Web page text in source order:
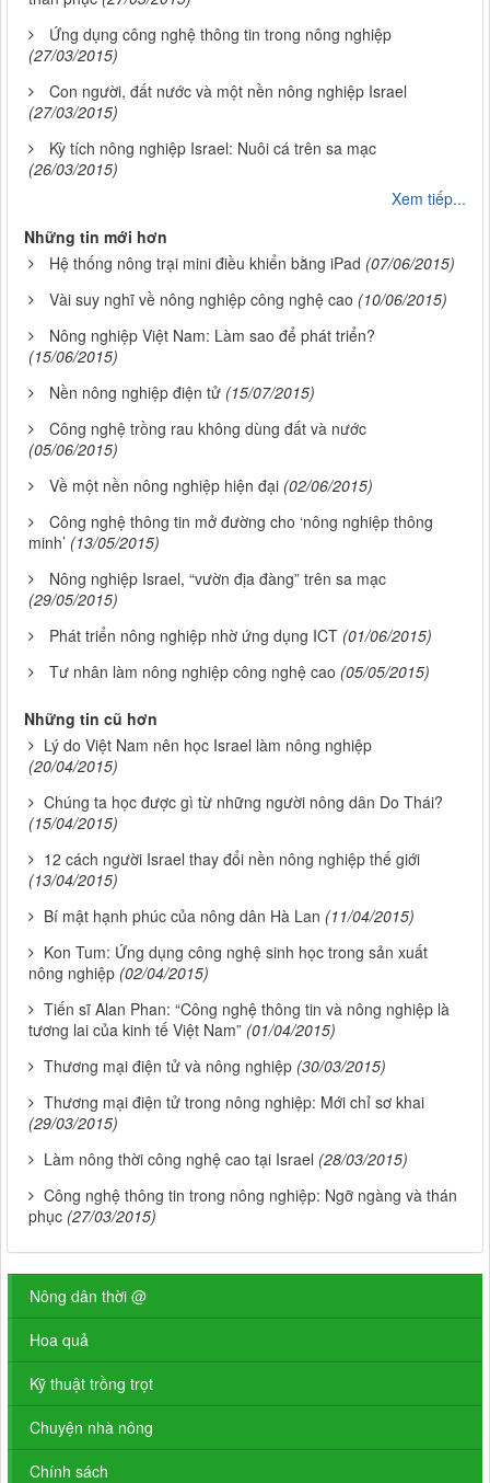
Ứng dụng công nghệ thông tin trong nông nghiệp
(27/03/2015)
Con người, đất nước và một nền nông nghiệp Israel
(27/03/2015)
Kỳ tích nông nghiệp Israel: Nuôi cá trên sa mạc
(26/03/2015)
Xem tiếp...
Những tin mới hơn
Hệ thống nông trại mini điều khiển bằng iPad (07/06/2015)
Vài suy nghĩ về nông nghiệp công nghệ cao (10/06/2015)
Nông nghiệp Việt Nam: Làm sao để phát triển?
(15/06/2015)
Nền nông nghiệp điện tử (15/07/2015)
Công nghệ trồng rau không dùng đất và nước
(05/06/2015)
Về một nền nông nghiệp hiện đại (02/06/2015)
Công nghệ thông tin mở đường cho ‘nông nghiệp thông
minh’ (13/05/2015)
Nông nghiệp Israel, “vườn địa đàng” trên sa mạc
(29/05/2015)
Phát triển nông nghiệp nhờ ứng dụng ICT (01/06/2015)
Tư nhân làm nông nghiệp công nghệ cao (05/05/2015)
Những tin cũ hơn
Lý do Việt Nam nên học Israel làm nông nghiệp
(20/04/2015)
Chúng ta học được gì từ những người nông dân Do Thái?
(15/04/2015)
12 cách người Israel thay đổi nền nông nghiệp thế giới
(13/04/2015)
Bí mật hạnh phúc của nông dân Hà Lan (11/04/2015)
Kon Tum: Ứng dụng công nghệ sinh học trong sản xuất
nông nghiệp (02/04/2015)
Tiến sĩ Alan Phan: “Công nghệ thông tin và nông nghiệp là
tương lai của kinh tế Việt Nam” (01/04/2015)
Thương mại điện tử và nông nghiệp (30/03/2015)
Thương mại điện tử trong nông nghiệp: Mới chỉ sơ khai
(29/03/2015)
Làm nông thời công nghệ cao tại Israel (28/03/2015)
Công nghệ thông tin trong nông nghiệp: Ngỡ ngàng và thán
phục (27/03/2015)
Nông dân thời @
Hoa quả
Kỹ thuật trồng trọt
Chuyện nhà nông
Chính sách